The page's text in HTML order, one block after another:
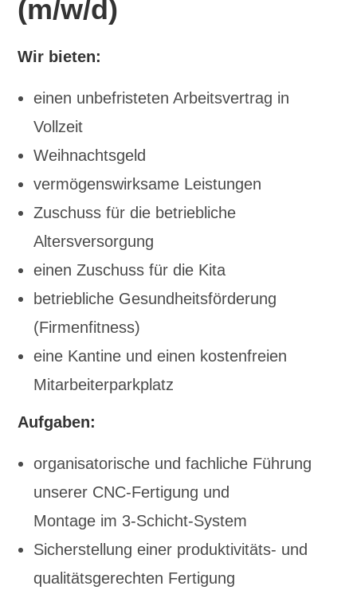
(m/w/d)
Wir bieten:
einen unbefristeten Arbeitsvertrag in
Vollzeit
Weihnachtsgeld
vermögenswirksame Leistungen
Zuschuss für die betriebliche
Altersversorgung
einen Zuschuss für die Kita
betriebliche Gesundheitsförderung
(Firmenfitness)
eine Kantine und einen kostenfreien
Mitarbeiterparkplatz
Aufgaben:
organisatorische und fachliche Führung
unserer CNC-Fertigung und
Montage im 3-Schicht-System
Sicherstellung einer produktivitäts- und
qualitätsgerechten Fertigung